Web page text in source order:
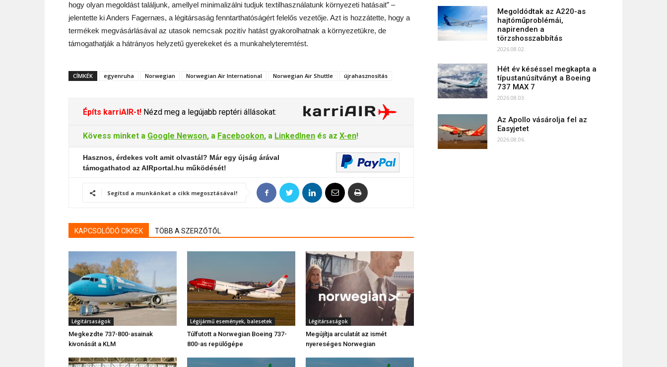
hogy olyan megoldást találjunk, amellyel minimalizálni tudjuk textilhasználatunk környezeti hatásait” –
jelentette ki Anders Fagernæs, a légitársaság fenntarthatóságért felelős vezetője. Azt is hozzátette, hogy a
termékek megvásárlásával az utasok nemcsak pozitív hatást gyakorolhatnak a környezetükre, de
támogathatják a hátrányos helyzetű gyerekeket és a munkahelyteremtést.
CÍMKÉK egyenruha Norwegian Norwegian Air International Norwegian Air Shuttle újrahasznosítás
Építs karriAIR-t! Nézd meg a legújabb reptéri állásokat:
Kövess minket a Google Newson, a Facebookon, a LinkedInen és az X-en!
Hasznos, érdekes volt amit olvastál? Már egy újság árával
támogathatod az AIRportal.hu működését!
Segítsd a munkánkat a cikk megosztásával!
KAPCSOLÓDÓ CIKKEK TÖBB A SZERZŐTŐL
Légitársaságok
Megkezdte 737-800-asainak
kivonását a KLM
Légijármű események, balesetek
Túlfutott a Norwegian Boeing 737-
800-as repülőgépe
Légitársaságok
Megújítja arculatát az ismét
nyereséges Norwegian
Megoldódtak az A220-as
hajtóműproblémái,
napirenden a
törzshosszabbítás
2026.08.02.
Hét év késéssel megkapta a
típustanúsítványt a Boeing
737 MAX 7
2026.08.03.
Az Apollo vásárolja fel az
Easyjetet
2026.08.06.